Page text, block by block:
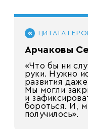
ЦИТАТА
Арчаковы
«Что бы ни
руки. Нужно
развития
Мы могли
и
бороться. И,
получилось».